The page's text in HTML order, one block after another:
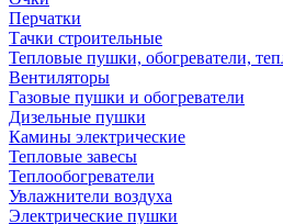
Перчатки
Тачки строительные
Тепловые пушки, обогреватели,
Вентиляторы
Газовые пушки и обогреватели
Дизельные пушки
Камины электрические
Тепловые завесы
Теплообогреватели
Увлажнители воздуха
Электрические пушки